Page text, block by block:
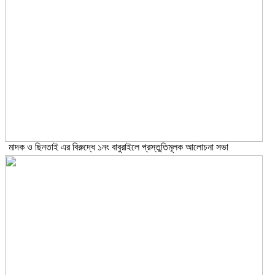
মাদক ও ছিনতাই এর বিরুদ্ধে ১নং বাবুরাইলে প্রস্তুতিমূলক আলোচনা সভা